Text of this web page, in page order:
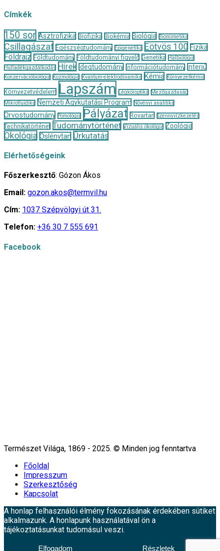
Címkék
150 sor Asztrofizika Biofizika Biokémia Biológia Biomimetika
Csillagászat Egészségtudomány Epigenetika Eötvös 100 Fizika
Földrajz Földtudomány Földtudományi figyelő Genetika
Halbiológia
Hulladékgazdálkodás
Hírek Idegtudomány Információtudomány Interjú
Konzervációbiológia Kozmológia Kvantum-elektrodinamika Kémia Környezetkémia
Környezetvédelem Lapszám Légköroptika
Mezőgazdaság
Mikrofluidika
Nemzeti Agykutatási Program Növényi analitika
Orvostudomány Pomológia Pályázat Rovartan Szennyvízkezelés
Technikatörténet Tudománytörténet Vizuális ökológia Zoológia
Ökológia Őslénytan Űrkutatás
Elérhetőségeink
Főszerkesztő: Gózon Ákos
Email: gozon.akos@termvil.hu
Cím: 1037 Szépvölgyi út 31.
Telefon: +36 30 7 555 691
Facebook
Természet Világa, 1869 - 2025. © Minden jog fenntartva
Főoldal
Impresszum
Szerkesztőség
Kapcsolat
A honlap felhasználói élmény fokozásának érdekében sütiket
alkalmazunk. A honlapunk használatával ön a
tájékoztatásunkat tudomásul veszi.
Elfogadom Részletek